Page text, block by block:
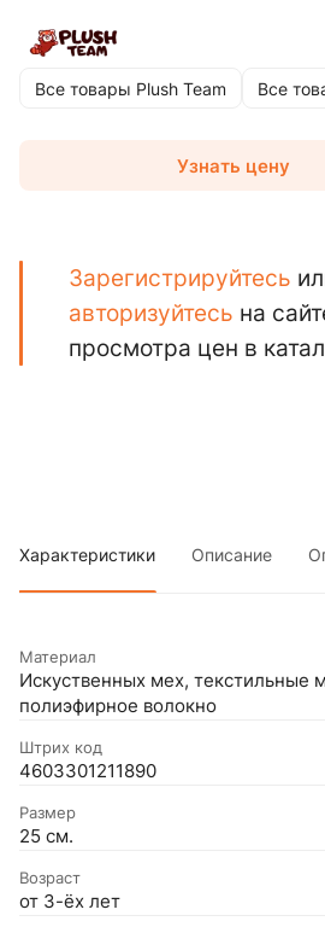
Все товары Plush Team Все
Узнать цену
Зарегистрируйтесь
авторизуйтесь на
просмотра цен в
Характеристики Описание
Материал
Искуственных мех, текстильные
полиэфирное волокно
Штрих код
4603301211890
Размер
25 см.
Возраст
от 3-ёх лет